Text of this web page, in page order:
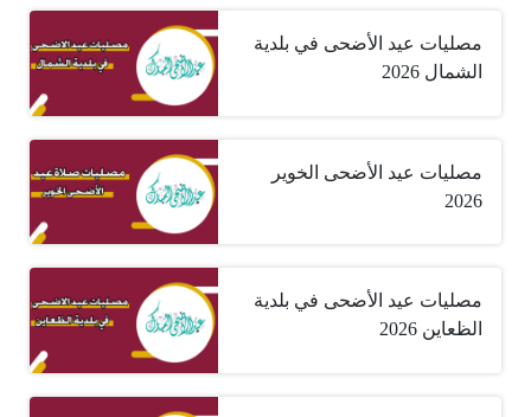
مصليات عيد الأضحى في بلدية
الشمال 2026
مصليات عيد الأضحى الخوير
2026
مصليات عيد الأضحى في بلدية
الظعاين 2026